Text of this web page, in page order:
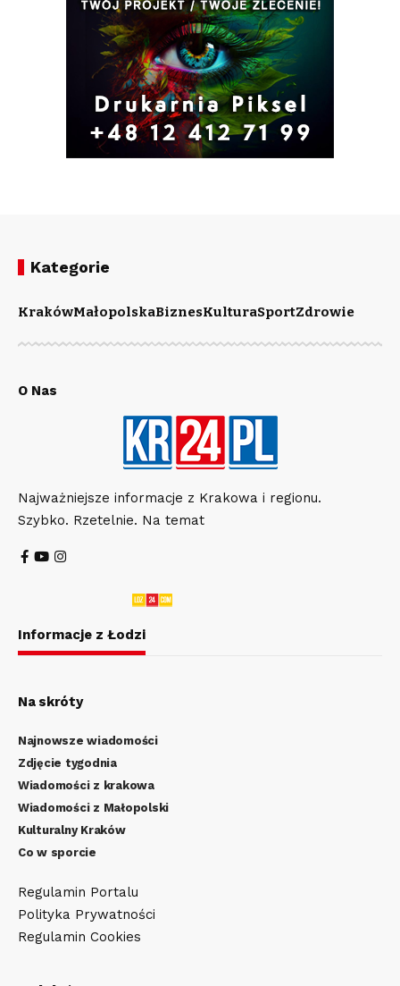
Kategorie
KrakówMałopolskaBiznesKulturaSportZdrowie
O Nas
Najważniejsze informacje z Krakowa i regionu.
Szybko. Rzetelnie. Na temat
Informacje z Łodzi
Na skróty
Najnowsze wiadomości
Zdjęcie tygodnia
Wiadomości z krakowa
Wiadomości z Małopolski
Kulturalny Kraków
Co w sporcie
Regulamin Portalu
Polityka Prywatności
Regulamin Cookies